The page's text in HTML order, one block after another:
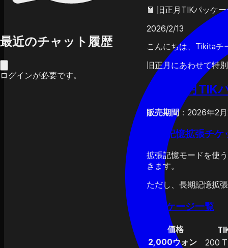
最近のチャット履歴
ログインが必要です。
🧧 旧正月TIKパッケ
2026/2/13
こんにちは、Tikitaチ
旧正月にあわせて特
🧧 旧正月TIK
販売期間：2026年2
長期記憶拡張チ
拡張記憶モードを使
きます。
ただし、長期記憶拡
パッケージ一覧
価格
2,000ウォン
200